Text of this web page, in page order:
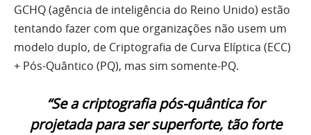
GCHQ (agência de inteligência do Reino Unido) estão
tentando fazer com que organizações não usem um
modelo duplo, de Criptografia de Curva Elíptica (ECC)
+ Pós-Quântico (PQ), mas sim somente-PQ.
“Se a criptografia pós-quântica for
projetada para ser superforte, tão forte